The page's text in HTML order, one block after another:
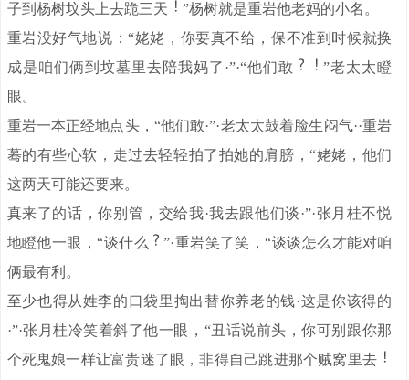
子到杨树坟头上去跪三天
”杨树就是重岩他老妈的小名。
重岩没好气地说：“姥姥，你要真不给，保不准到时候就换
成是咱们俩到坟墓里去陪我妈了·”·“他们敢
”老太太瞪
眼。
重岩一本正经地点头，“他们敢·”·老太太鼓着脸生闷气··重岩
蓦的有些心软，走过去轻轻拍了拍她的肩膀，“姥姥，他们
这两天可能还要来。
真来了的话，你别管，交给我·我去跟他们谈·”·张月桂不悦
地瞪他一眼，“谈什么
”·重岩笑了笑，“谈谈怎么才能对咱
俩最有利。
至少也得从姓李的口袋里掏出替你养老的钱·这是你该得的
·”·张月桂冷笑着斜了他一眼，“丑话说前头，你可别跟你那
个死鬼娘一样让富贵迷了眼，非得自己跳进那个贼窝里去